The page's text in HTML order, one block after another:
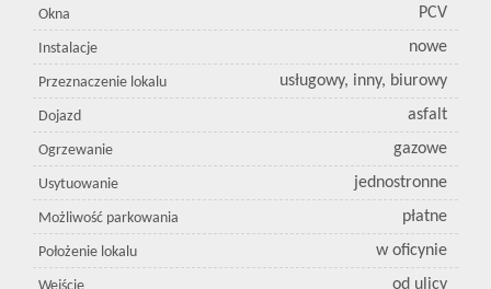
Okna PCV
Instalacje nowe
Przeznaczenie lokalu usługowy, inny, biurowy
Dojazd asfalt
Ogrzewanie gazowe
Usytuowanie jednostronne
Możliwość parkowania płatne
Położenie lokalu w oficynie
od ulicy